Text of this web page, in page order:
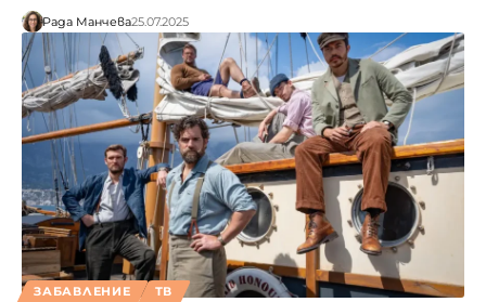
Рада Манчева25.07.2025
ЗАБАВЛЕНИЕ ТВ